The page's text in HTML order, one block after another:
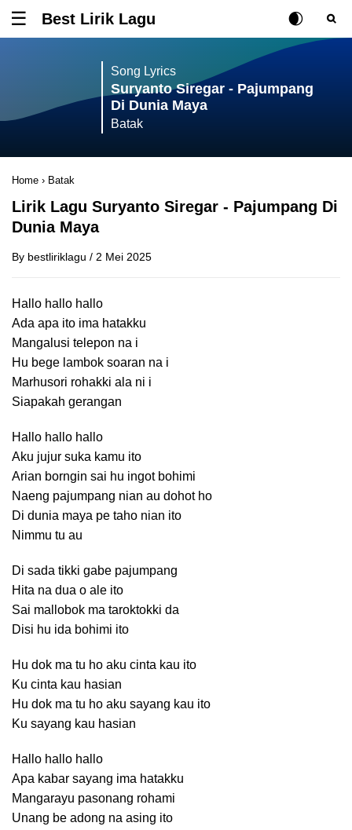
Tombol untuk membuka atau menutup menu
Best Lirik Lagu Rubah Posisi
Tombol
Song Lyrics
Suryanto Siregar - Pajumpang
Di Dunia Maya
Batak
Home › Batak
Lirik Lagu Suryanto Siregar - Pajumpang Di
Dunia Maya
By bestliriklagu / 2 Mei 2025
Hallo hallo hallo
Ada apa ito ima hatakku
Mangalusi telepon na i
Hu bege lambok soaran na i
Marhusori rohakki ala ni i
Siapakah gerangan
Hallo hallo hallo
Aku jujur suka kamu ito
Arian borngin sai hu ingot bohimi
Naeng pajumpang nian au dohot ho
Di dunia maya pe taho nian ito
Nimmu tu au
Di sada tikki gabe pajumpang
Hita na dua o ale ito
Sai mallobok ma taroktokki da
Disi hu ida bohimi ito
Hu dok ma tu ho aku cinta kau ito
Ku cinta kau hasian
Hu dok ma tu ho aku sayang kau ito
Ku sayang kau hasian
Hallo hallo hallo
Apa kabar sayang ima hatakku
Mangarayu pasonang rohami
Unang be adong na asing ito